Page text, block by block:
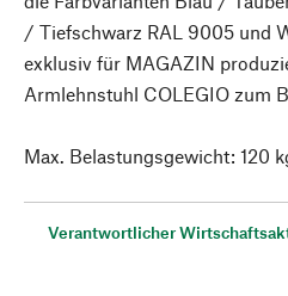
/ Tiefschwarz RAL 9005 und
exklusiv für MAGAZIN
Armlehnstuhl COLEGIO zum
Max. Belastungsgewicht: 120
Verantwortlicher